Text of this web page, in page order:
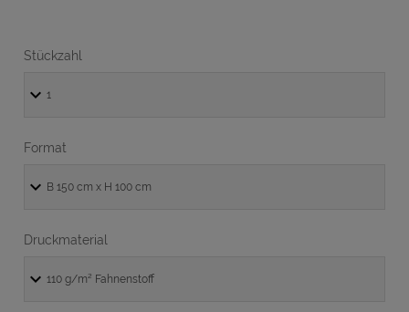
Stückzahl
Format
Druckmaterial